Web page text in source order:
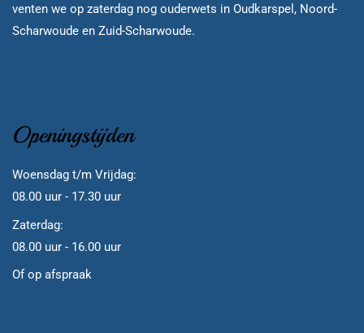
venten we op zaterdag nog ouderwets in Oudkarspel, Noord-
Scharwoude en Zuid-Scharwoude.
Openingstijden
Woensdag t/m Vrijdag:
08.00 uur - 17.30 uur
Zaterdag:
08.00 uur - 16.00 uur
Of op afspraak